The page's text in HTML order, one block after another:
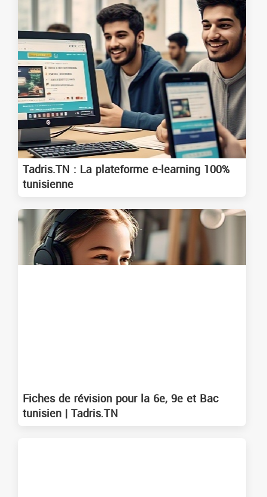
Tadris.TN : La plateforme e-learning 100%
tunisienne
Fiches de révision pour la 6e, 9e et Bac
tunisien | Tadris.TN